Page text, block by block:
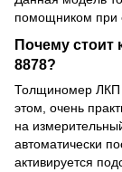
помощником при
Почему стоит
8878?
Толщиномер ЛКП
этом, очень
на
автоматически
активируется